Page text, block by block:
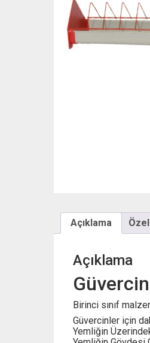
Açıklama
Açıklama
Birinci sınıf
Güvercinler için
Yemliğin